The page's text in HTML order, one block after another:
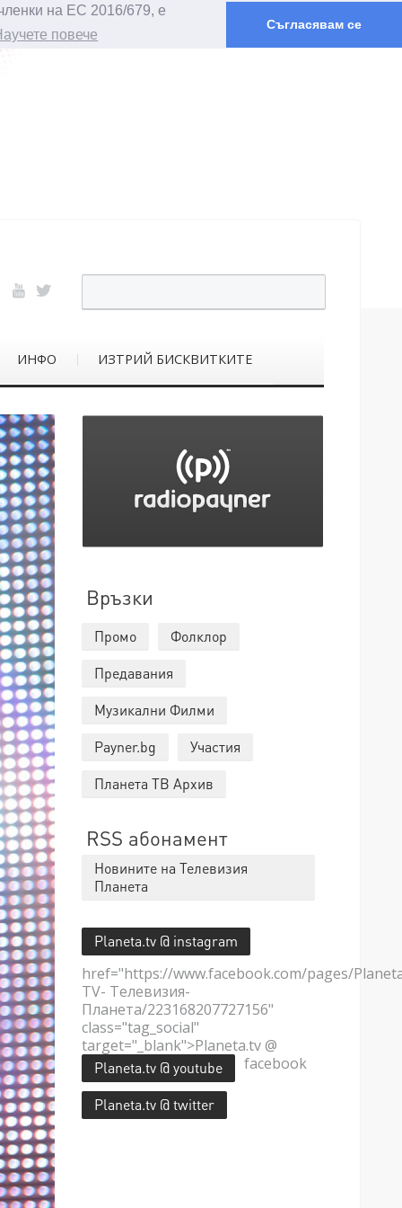
на ЕС 2016/679, е
повече
Съгласявам се
ИНФО ИЗТРИЙ БИСКВИТКИТЕ
Връзки
Промо
Фолклор
Предавания
Музикални Филми
Payner.bg
Участия
Планета ТВ Архив
RSS абонамент
Новините на Телевизия
Планета
Planeta.tv @ instagram
href="https://www.facebook.com/pages/
TV- Телевизия-
Планета/223168207727156"
class="tag_social"
target="_blank">Planeta.tv @
facebook
Planeta.tv @ youtube
Planeta.tv @ twitter